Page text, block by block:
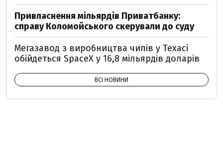
Привласнення мільярдів Приватбанку:
справу Коломойського скерували до суду
Мегазавод з виробництва чипів у Техасі
обійдеться SpaceX у 16,8 мільярдів доларів
ВСІ НОВИНИ